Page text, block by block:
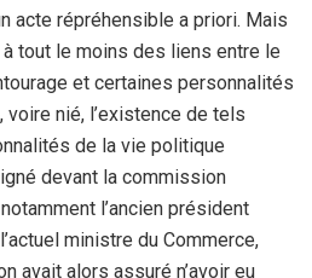
acte répréhensible a priori. Mais
tout le moins des liens entre le
et certaines personnalités
nié, l’existence de tels
de la vie politique
devant la commission
l’ancien président
ministre du Commerce,
avait alors assuré n’avoir eu